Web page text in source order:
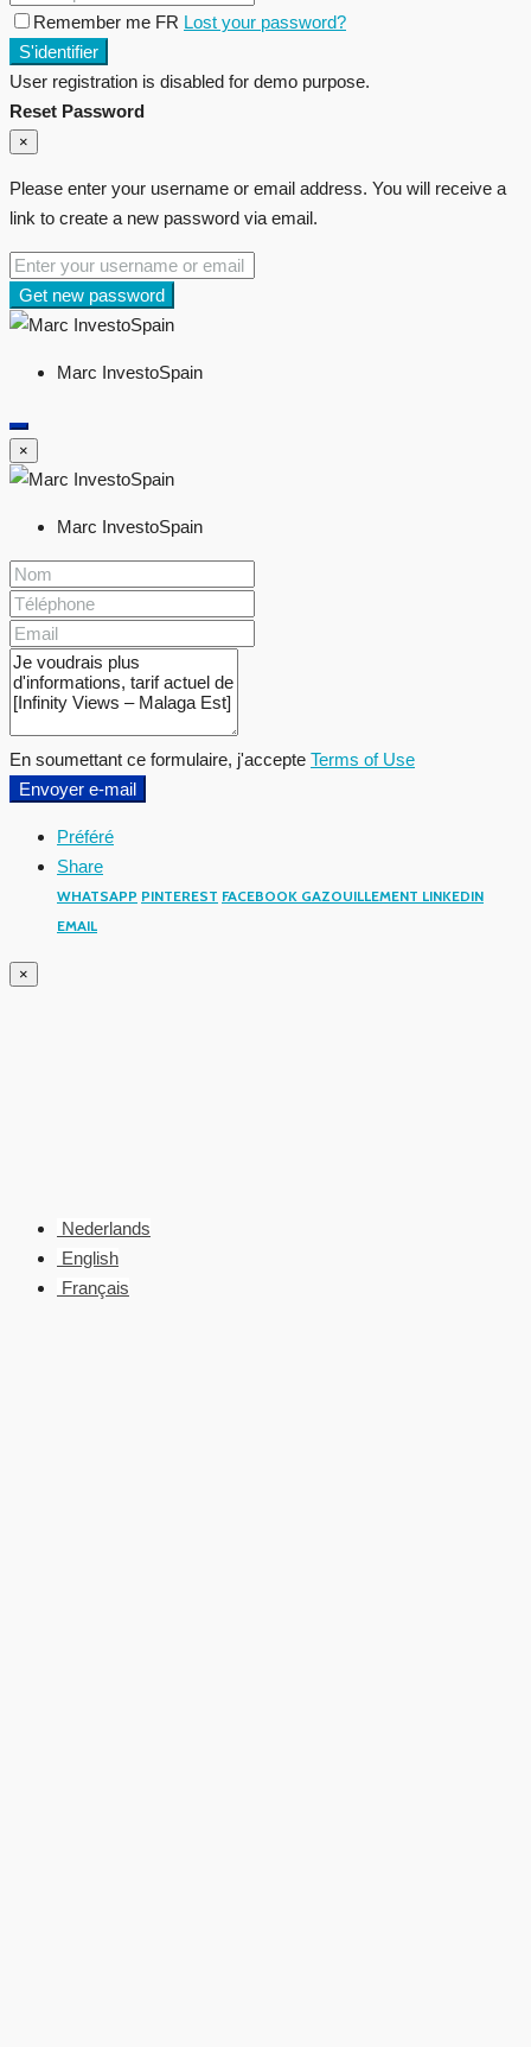
Remember me FR Lost your password?
S'identifier
User registration is disabled for demo purpose.
Reset Password
×
Please enter your username or email address. You will receive a
link to create a new password via email.
Get new password
Marc InvestoSpain
×
Marc InvestoSpain
En soumettant ce formulaire, j'accepte Terms of Use
Envoyer e-mail
Préféré
Share
WHATSAPP PINTEREST FACEBOOK GAZOUILLEMENT LINKEDIN
EMAIL
×
Nederlands
English
Français